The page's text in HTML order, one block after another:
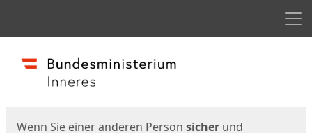
Start
Wenn Sie einer anderen Person sicher und